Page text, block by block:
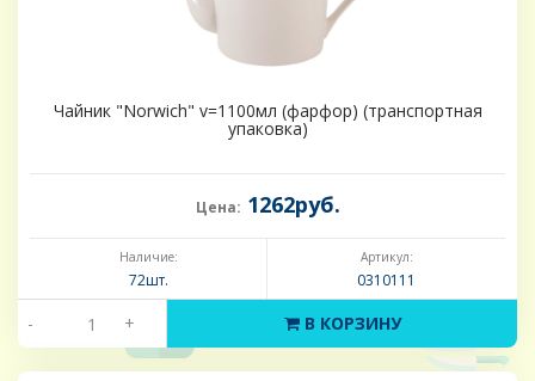
Чайник "Norwich" v=1100мл (фарфор) (транспортная
упаковка)
Цена: 1262руб.
Наличие:
72шт.
Артикул:
0310111
- + В КОРЗИНУ